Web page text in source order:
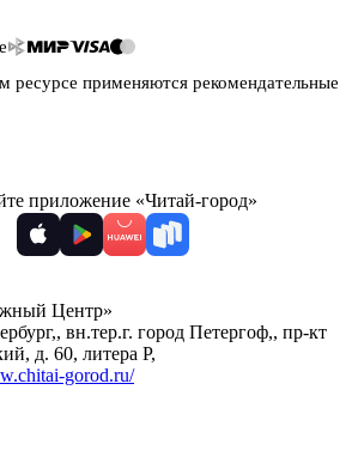
ресурсе применяются рекомендательные
приложение «Читай-город»
Центр»
, вн.тер.г. город Петергоф,, пр-кт
д. 60, литера Р,
gorod.ru/